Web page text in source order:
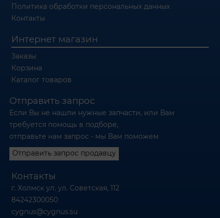
Политика обработки персональных данных
Контакты
Интернет магазин
Заказы
Корзина
Каталог товаров
Отправить запрос
Если Вы не нашли нужные запчасти, или Вам
требуется помощь в подборе,
отправьте нам запрос - мы Вам поможем
Отправить запрос продавцу
Контакты
г. Холмск ул. ул. Советская, 112
84242300050
cygnus@cygnus.su